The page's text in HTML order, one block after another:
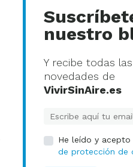
nuestro
Y recibe todas las
novedades de
VivirSinAire.es
E-mail
He leído y acepto
de protección de